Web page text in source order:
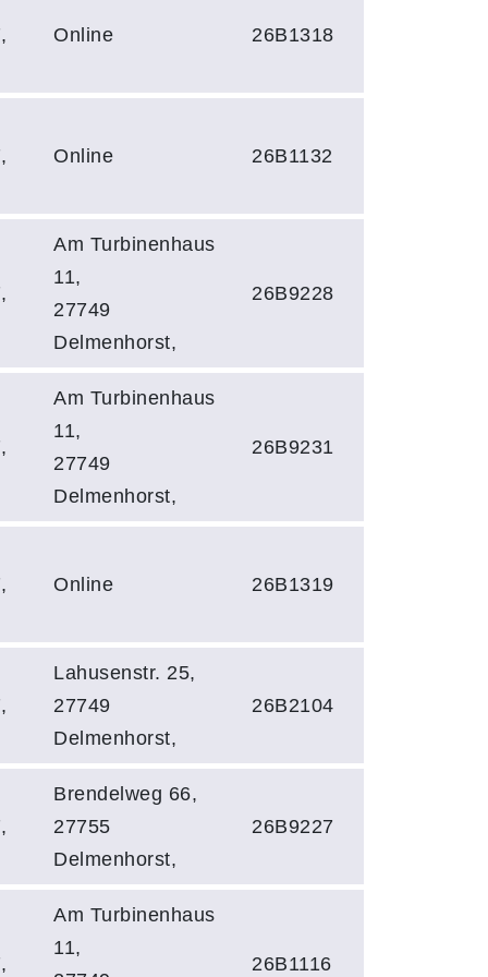
Online 26B1318
Online 26B1132
Am Turbinenhaus
11,
27749
Delmenhorst,
26B9228
Am Turbinenhaus
11,
27749
Delmenhorst,
26B9231
Online 26B1319
Lahusenstr. 25,
27749
Delmenhorst,
26B2104
Brendelweg 66,
27755
Delmenhorst,
26B9227
Am Turbinenhaus
11,
26B1116